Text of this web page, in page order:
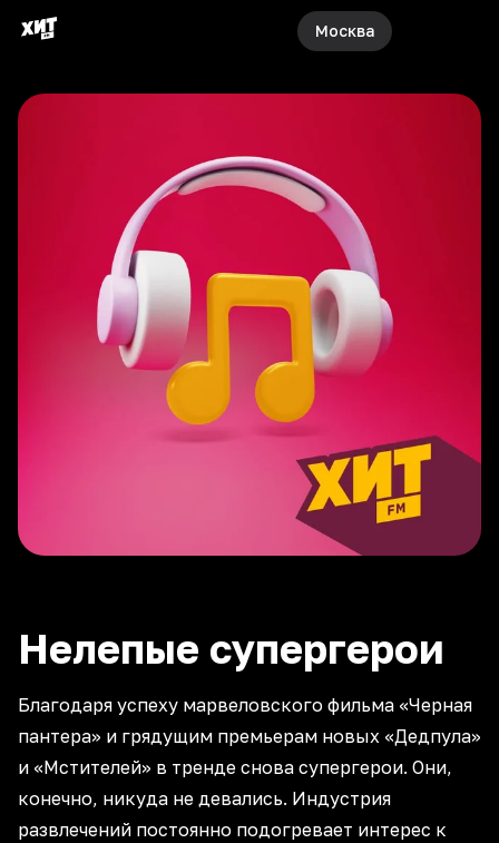
Москва
Нелепые супергерои
Благодаря успеху марвеловского фильма «Черная
пантера» и грядущим премьерам новых «Дедпула»
и «Мстителей» в тренде снова супергерои. Они,
конечно, никуда не девались. Индустрия
развлечений постоянно подогревает интерес к